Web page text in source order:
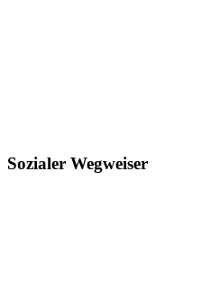
Sozialer Wegweiser